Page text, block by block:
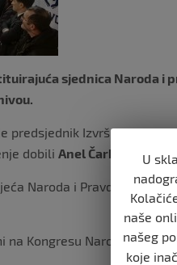
sjednica Naroda i
predsjednik Izvršnog
dobili Anel Čarkić i
Naroda i Pravde USK
Kongresu Naroda i
U
naše
našeg
koje